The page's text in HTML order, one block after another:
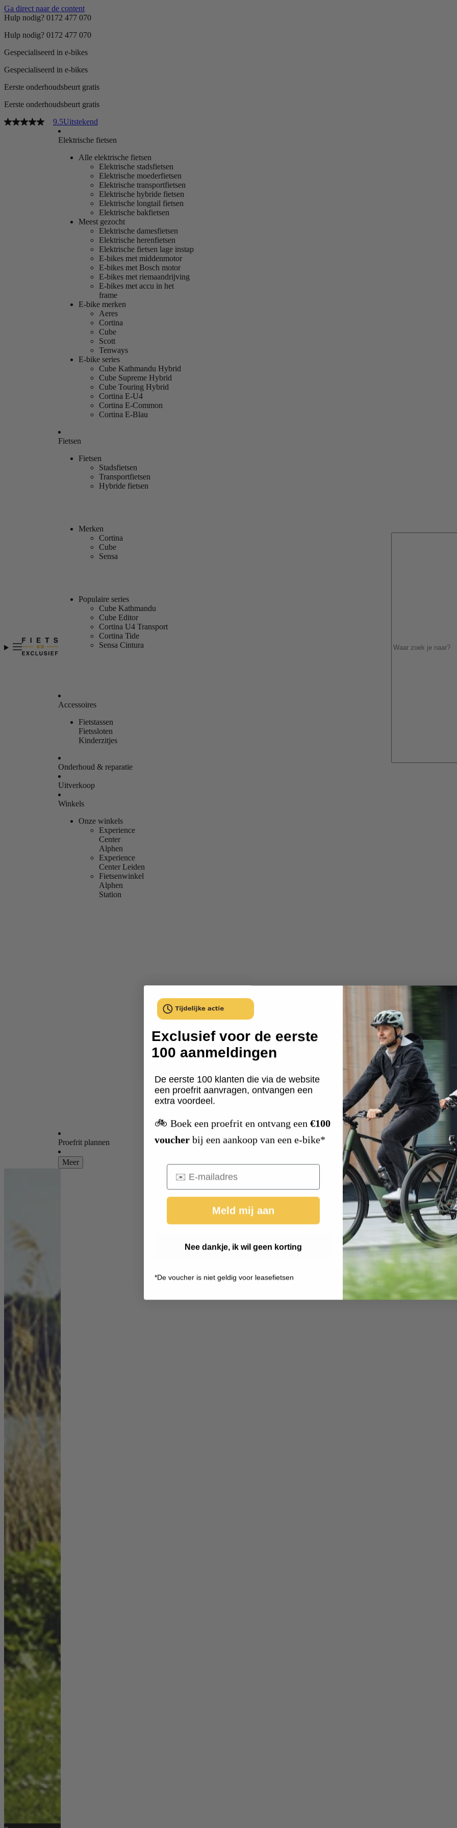
Ga direct naar de content
Hulp nodig? 0172 477 070
Hulp nodig? 0172 477 070
Gespecialiseerd in e-bikes
Gespecialiseerd in e-bikes
Eerste onderhoudsbeurt gratis
Eerste onderhoudsbeurt gratis
9.5Uitstekend
Elektrische fietsen
Alle elektrische fietsen
Elektrische stadsfietsen
Elektrische moederfietsen
Elektrische transportfietsen
Elektrische hybride fietsen
Elektrische longtail fietsen
Elektrische bakfietsen
Meest gezocht
Elektrische damesfietsen
Elektrische herenfietsen
Elektrische fietsen lage instap
E-bikes met middenmotor
E-bikes met Bosch motor
E-bikes met riemaandrijving
E-bikes met accu in het
frame
E-bike merken
Aeres
Cortina
Cube
Scott
Tenways
E-bike series
Cube Kathmandu Hybrid
Cube Supreme Hybrid
Cube Touring Hybrid
Cortina E-U4
Cortina E-Common
Cortina E-Blau
Fietsen
Fietsen
Stadsfietsen
Transportfietsen
Hybride fietsen
Merken
Cortina
Cube
Sensa
Populaire series
Cube Kathmandu
Cube Editor
Cortina U4 Transport
Cortina Tide
Sensa Cintura
Accessoires
Fietstassen
Fietssloten
Kinderzitjes
Onderhoud & reparatie
Uitverkoop
Winkels
Onze winkels
Experience
Center
Alphen
Experience
Center Leiden
Fietsenwinkel
Alphen
Station
Proefrit plannen
Meer
Exclusief voor de eerste
100 aanmeldingen
De eerste 100 klanten die via de website
een proefrit aanvragen, ontvangen een
extra voordeel.
🚲 Boek een proefrit en ontvang een €100
voucher bij een aankoop van een e-bike*
Email
Meld mij aan
Nee dankje, ik wil geen korting
*De voucher is niet geldig voor leasefietsen